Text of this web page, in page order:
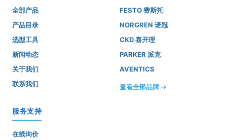
全部产品
产品目录
选型工具
新闻动态
关于我们
联系我们
FESTO 费斯托
NORGREN 诺冠
CKD 喜开理
PARKER 派克
AVENTICS
查看全部品牌 →
服务支持
在线询价